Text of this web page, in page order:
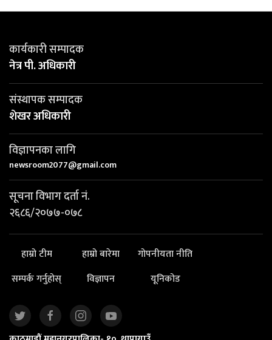
कार्यकारी सम्पादक
नेत्र पी. अधिकारी
संस्थापक सम्पादक
शेखर अधिकारी
विज्ञापनका लागि
newsroom2077@gmail.com
सूचना विभाग दर्ता नं.
२६८६/२०७७-०७८
हाम्रो टीम हाम्रो बारेमा
गोपनीयता नीति
सम्पर्क गर्नुहोस्
विज्ञापन यूनिकोड